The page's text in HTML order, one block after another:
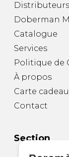
Distributeurs
Doberman
Catalogue
Services
Politique de
À propos
Carte
Contact
Section